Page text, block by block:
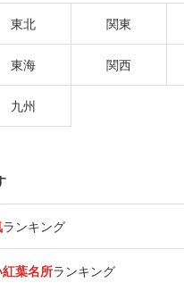
東北 関東
東海 関西
九州
ランキング
葉名所ランキング